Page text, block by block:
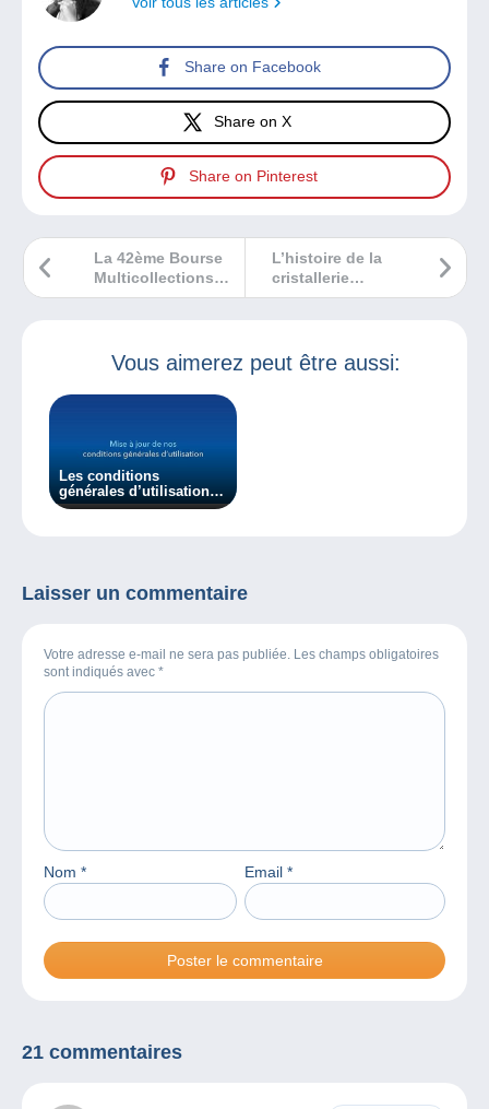
Share on Facebook
Share on X
Share on Pinterest
L’histoire de la
cristallerie
Baccarat : trois
La 42ème Bourse
Multicollections
de Montpon-
Vous aimerez peut être aussi:
Les conditions
générales d’utilisation
de Delcampe seront
Laisser un commentaire
Votre adresse e-mail ne sera pas publiée. Les champs obligatoires
sont indiqués avec *
Nom * Email *
21 commentaires